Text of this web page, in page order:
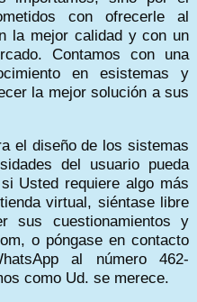
con ofrecerle al
la mejor calidad y con un
Contamos con una
en esistemas y
la mejor solución a sus
el diseño de los sistemas
del usuario pueda
Usted requiere algo más
virtual, siéntase libre
sus cuestionamientos y
o póngase en contacto
al número 462-
como Ud. se merece.